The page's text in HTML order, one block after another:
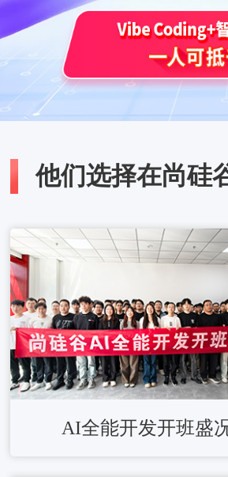
他们选择在尚硅
AI全能开发开班盛